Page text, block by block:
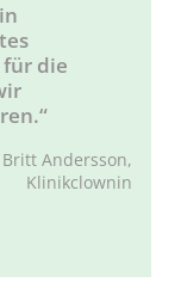
für die
Andersson,
Klinikclownin